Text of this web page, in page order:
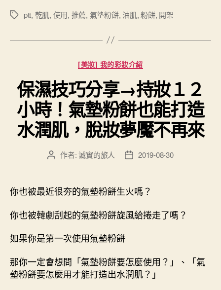
標
ptt, 乾肌, 使用, 推薦, 氣墊粉餅, 油肌,粉餅, 開架
分
類
[美妝] 我的彩妝介紹
保濕技巧分享→持妝１２
小時！氣墊粉餅也能打造
水潤肌，脫妝夢魘不再來
文
者
作者:誠實的旅人
文
佈
日
期
2019-08-30
你也被最近很夯的氣墊粉餅生火嗎？
你也被韓劇刮起的氣墊粉餅旋風給捲走了嗎？
如果你是第一次使用氣墊粉餅
那你一定會想問「氣墊粉餅要怎麼使用？」、「氣
墊粉餅要怎麼用才能打造出水潤肌？」